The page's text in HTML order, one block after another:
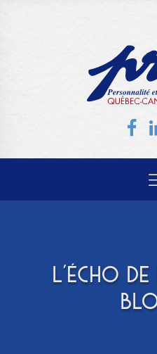
L'ÉCHO DE